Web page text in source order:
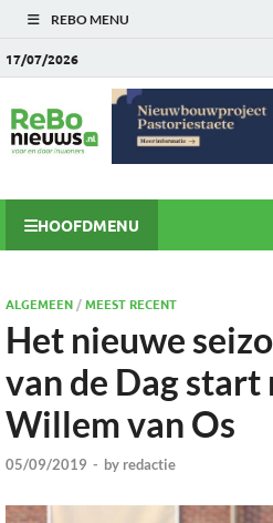
REBO MENU
17/07/2026
HOOFDMENU
ALGEMEEN/MEEST RECENT
Het nieuwe
van de Dag start
Willem van Os
05/09/2019 - by redactie